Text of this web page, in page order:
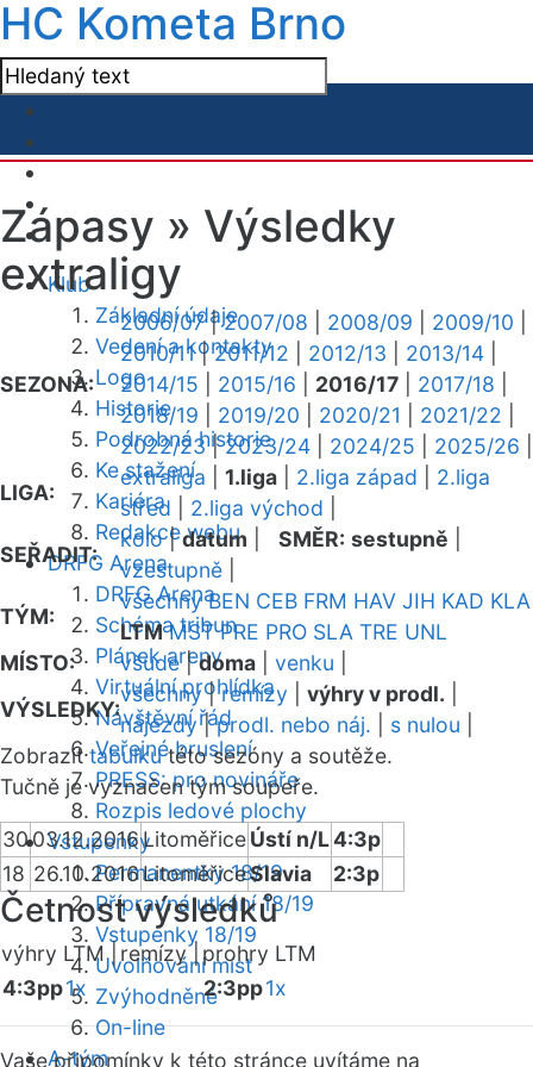
HC Kometa Brno
Klub
Základní údaje
Vedení a kontakty
Logo
Historie
Podrobná historie
Ke stažení
Kariéra
Redakce webu
DRFG Arena
DRFG Arena
Schéma tribun
Plánek areny
Virtuální prohlídka
Návštěvní řád
Veřejné bruslení
PRESS: pro novináře
Rozpis ledové plochy
Vstupenky
Permanentky 18/19
Přípravná utkání 18/19
Vstupenky 18/19
Uvolňování míst
Zvýhodněné
On-line
A-tým
Zápasy » Výsledky
extraligy
SEZONA:
2006/07|2007/08 2008/09 2009/10
2010/11|2011/12 2012/13 2013/14
2014/15
2015/16 2016/17 2017/18
2018/19
2019/20 2020/21 2021/22
2022/23|2023/24 2024/25 2025/26
LIGA:
extraliga 1.liga 2.liga západ
2.liga
střed
2.liga východ
SEŘADIT:
kolo|datum SMĚR: sestupně
vzestupně
TÝM:
všechny BEN CEB FRM HAV JIH KAD KLA
LTM MST PRE PRO SLA TRE UNL
MÍSTO:
všude|doma venku
VÝSLEDKY:
všechny|remízy výhry v prodl.
nájezdy|prodl. nebo náj. s nulou
Zobrazittabulkutéto sezóny a soutěže.
Tučně je vyznačen tým soupeře.
3003.12.2016LitoměřiceÚstí n/L4:3p
18 26.10.2016LitoměřiceSlavia 2:3p
Četnost výsledků
výhry LTM | remízy | prohry LTM
4:3pp1x 2:3pp1x
Vaše připomínky k této stránce uvítáme na